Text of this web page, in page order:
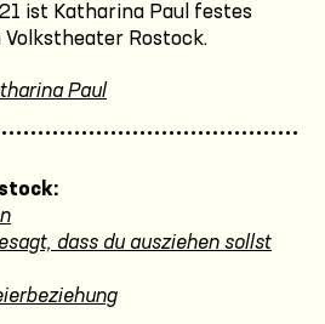
ist Katharina Paul festes
Volkstheater Rostock.
Paul
dass du ausziehen sollst